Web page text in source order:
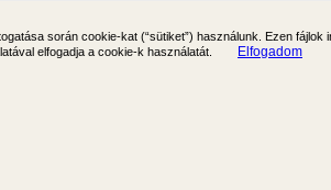
során cookie-kat (“sütiket”) használunk. Ezen
elfogadja a cookie-k használatát.
Elfogadom